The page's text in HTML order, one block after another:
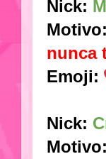
Nick:
Motivo:
nunca
Emoji:
Nick:
Motivo: